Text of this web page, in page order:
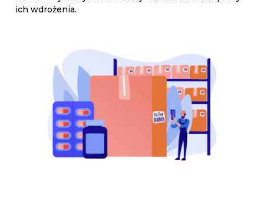
ich wdrożenia.